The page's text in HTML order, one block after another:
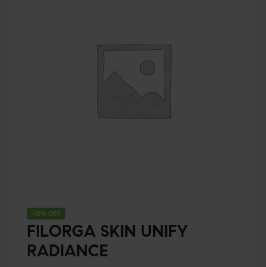
-10% OFF
FILORGA SKIN UNIFY
RADIANCE